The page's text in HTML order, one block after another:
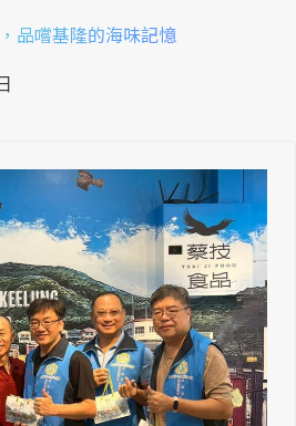
品嚐基隆的海味記憶